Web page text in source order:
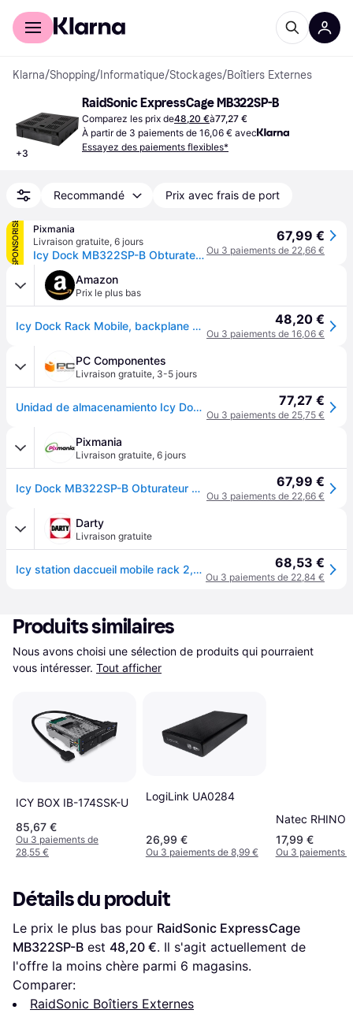
Acheter avec Klarna
Klarna/Shopping/ Informatique/Stockages/Boîtiers Externes
+3
RaidSonic ExpressCage MB322SP-B
Comparez les prix de48,20 €à77,27 €
À partir de 3 paiements de 16,06 € avec
Essayez des paiements flexibles*
Recommandé Prix avec frais de port
SPONSORISÉ
Pixmania
Livraison gratuite, 6 jours
Icy Dock MB322SP-B Obturateur de baie de lecteur Noir - Neuf
67,99 €
Ou 3 paiements de 22,66 €
Amazon
Prix le plus bas
Icy Dock Rack Mobile, backplane Cage, boitier de Rack Hot Swap pour 2 HDD ou SSD SAS/SATA 2.5" + Emplacement 3.5" pour Baie de 5.25", Installation ssd sans Outils - ExpressCage MB322SP-B 48,20 €
Ou 3 paiements de 16,06 €
PC Componentes
Livraison gratuite, 3-5 jours
Unidad de almacenamiento Icy Dock MB322SP-B Noir Métal 7,9.5 mm 6 Gbit/s 77,27 €
Ou 3 paiements de 25,75 €
Pixmania
Livraison gratuite, 6 jours
Icy Dock MB322SP-B Obturateur de baie de lecteur Noir - Neuf 67,99 €
Ou 3 paiements de 22,66 €
Darty
Livraison gratuite
Icy station daccueil mobile rack 2,5 3,5 sata mb322sp-b 68,53 €
Ou 3 paiements de 22,84 €
Produits similaires
Nous avons choisi une sélection de produits qui pourraient
vous intéresser. Tout afficher
ICY BOX IB-174SSK-U
85,67 €
Ou 3 paiements de
28,55 €
LogiLink UA0284
26,99 €
Ou 3 paiements de 8,99 €
Natec RHINO
17,99 €
Ou 3 paiements
Détails du produit
Le prix le plus bas pour RaidSonic ExpressCage
MB322SP-B est 48,20 €. Il s'agit actuellement de
l'offre la moins chère parmi 6 magasins.
Comparer:
RaidSonic Boîtiers Externes